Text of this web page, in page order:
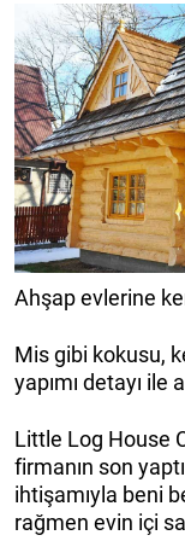
Ahşap evlerine
Mis gibi kokusu,
yapımı detayı
Little Log House
firmanın son
ihtişamıyla beni
rağmen evin içi